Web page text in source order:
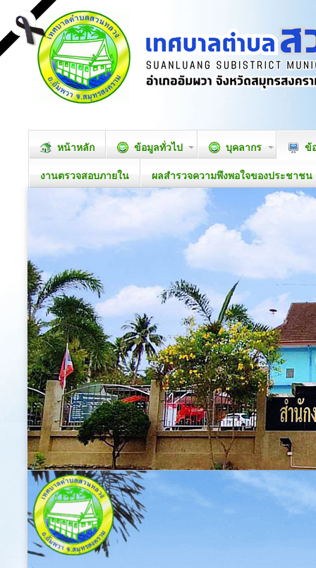
หน้าหลัก ข้อมูลทั่วไป บุคลากร ข้
งานตรวจสอบภายใน ผลสำรวจความพึงพอใจของประชาชน